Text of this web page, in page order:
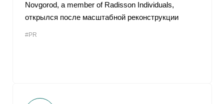
Novgorod, a member of Radisson Individuals,
открылся после масштабной реконструкции
#PR